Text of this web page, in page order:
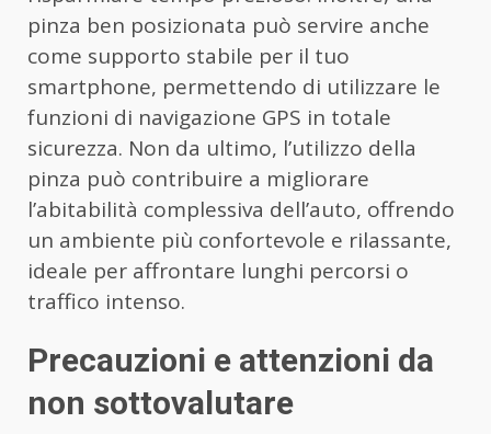
pinza ben posizionata può servire anche
come supporto stabile per il tuo
smartphone, permettendo di utilizzare le
funzioni di navigazione GPS in totale
sicurezza. Non da ultimo, l’utilizzo della
pinza può contribuire a migliorare
l’abitabilità complessiva dell’auto, offrendo
un ambiente più confortevole e rilassante,
ideale per affrontare lunghi percorsi o
traffico intenso.
Precauzioni e attenzioni da
non sottovalutare